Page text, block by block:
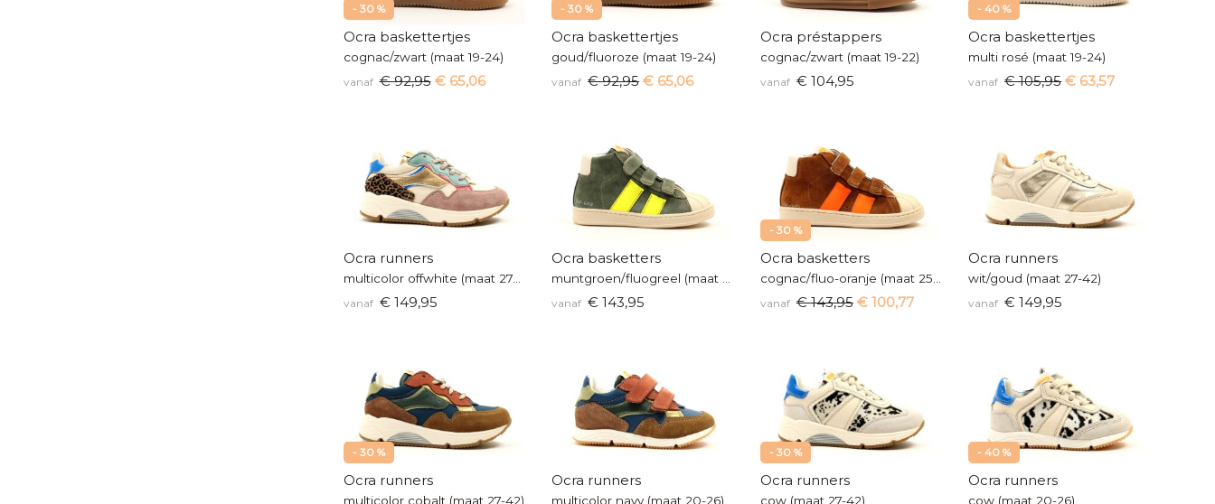
- 30 %
Ocra baskettertjes
cognac/zwart (maat 19-24)
vanaf € 92,95 € 65,06
- 30 %
Ocra baskettertjes
goud/fluoroze (maat 19-24)
vanaf € 92,95 € 65,06
Ocra préstappers
cognac/zwart (maat 19-22)
vanaf € 104,95
- 40 %
Ocra baskettertjes
multi rosé (maat 19-24)
vanaf € 105,95 € 63,57
Ocra runners
multicolor offwhite (maat 27-42)
vanaf € 149,95
Ocra basketters
muntgroen/fluogreel (maat 25-41)
vanaf € 143,95
- 30 %
Ocra basketters
cognac/fluo-oranje (maat 25-41)
vanaf € 143,95 € 100,77
Ocra runners
wit/goud (maat 27-42)
vanaf € 149,95
- 30 %
Ocra runners
multicolor cobalt (maat 27-42)
Ocra runners
multicolor navy (maat 20-26)
- 30 %
Ocra runners
cow (maat 27-42)
- 40 %
Ocra runners
cow (maat 20-26)